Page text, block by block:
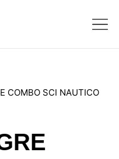
COMBO SCI NAUTICO